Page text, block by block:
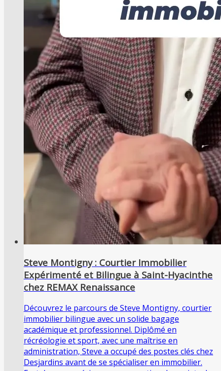
Steve Montigny : Courtier Immobilier
Expérimenté et Bilingue à Saint-Hyacinthe
chez REMAX Renaissance
Découvrez le parcours de Steve Montigny, courtier
immobilier bilingue avec un solide bagage
académique et professionnel. Diplômé en
récréologie et sport, avec une maîtrise en
administration, Steve a occupé des postes clés chez
Desjardins avant de se spécialiser en immobilier.